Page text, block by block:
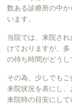
数ある診療所の中
います。
当院では、来院さ
けておりますが、
の待ち時間がどうし
その為、少しでも
来院状況を表にし
来院時の目安にして